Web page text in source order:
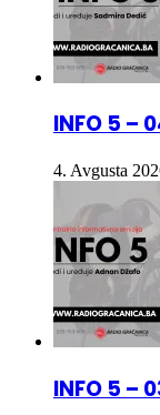
INFO 5 –
4. Avgusta
INFO 5 –
3. Avgusta